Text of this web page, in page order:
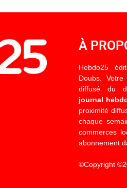
À
Hebdo25
Doubs. Votre
diffusé du
journal
proximité
chaque
commerces
abonnement
©Copyright